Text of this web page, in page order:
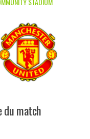
du match